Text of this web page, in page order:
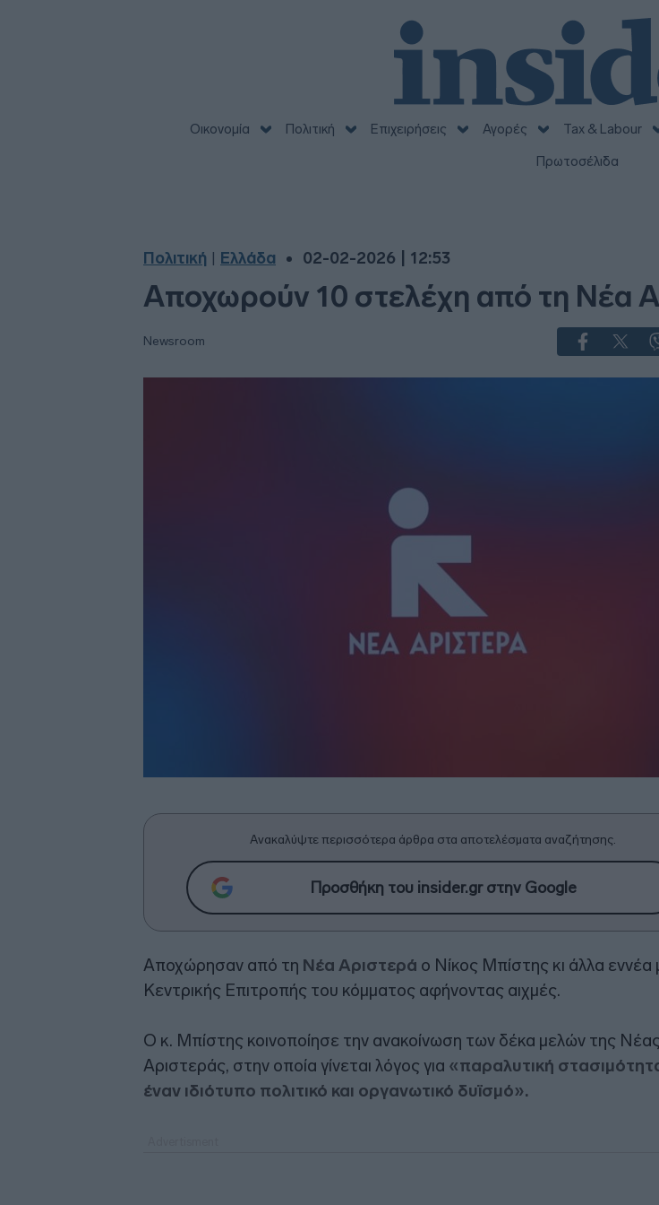
Οικονομία Πολιτική Επιχειρήσεις Αγορές Tax & Labour
Πρωτοσέλιδα
Πολιτική Ελλάδα 02-02-2026 | 12:53
Αποχωρούν 10 στελέχη από τη Νέα
Newsroom
Ανακαλύψτε περισσότερα άρθρα στα αποτελέσματα αναζήτησης.
Προσθήκη του insider.gr στην Google
Αποχώρησαν από τη Νέα Αριστερά ο Νίκος Μπίστης κι άλλα εννέα
Κεντρικής Επιτροπής του κόμματος αφήνοντας αιχμές.
Ο κ. Μπίστης κοινοποίησε την ανακοίνωση των δέκα μελών της Νέας
Αριστεράς, στην οποία γίνεται λόγος για «παραλυτική
έναν ιδιότυπο πολιτικό και οργανωτικό δυϊσμό».